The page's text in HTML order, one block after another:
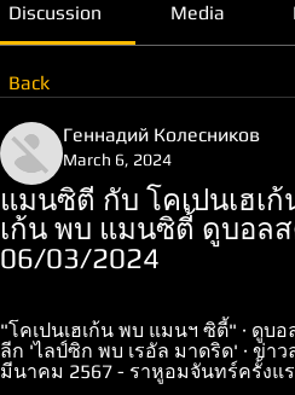
Discussion Media
Back
Геннадий Колесников
March 6, 2024
แมนซิตี กับ โคเปนเฮเ
เก้น พบ แมนซิตี้ ดูบอล
06/03/2024
"โคเปนเฮเก้น พบ แมนฯ ซิตี้" · ดูบ
ลีก 'ไลป์ซิก พบ เรอัล มาดริด' · ข่า
มีนาคม 2567 - ราหูอมจันทร์ครั้งแร